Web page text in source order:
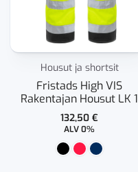
Housut ja shortsit
Fristads High VIS
Rakentajan Housut LK 1
247 FAS
132,50€
ALV 0%